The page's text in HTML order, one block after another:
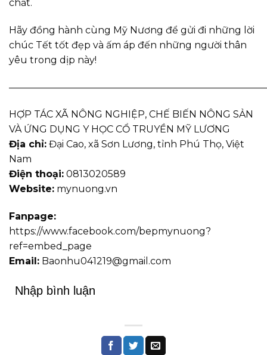
chất.
Hãy đồng hành cùng Mỹ Nương để gửi đi những lời
chúc Tết tốt đẹp và ấm áp đến những người thân
yêu trong dịp này!
HỢP TÁC XÃ NÔNG NGHIỆP, CHẾ BIẾN NÔNG SẢN
VÀ ỨNG DỤNG Y HỌC CỔ TRUYỀN MỸ LƯƠNG
Địa chỉ: Đại Cao, xã Sơn Lương, tỉnh Phú Thọ, Việt
Nam
Điện thoại: 0813020589
Website: mynuong.vn
Fanpage:
https://www.facebook.com/bepmynuong?
ref=embed_page
Email: Baonhu041219@gmail.com
Nhập bình luận